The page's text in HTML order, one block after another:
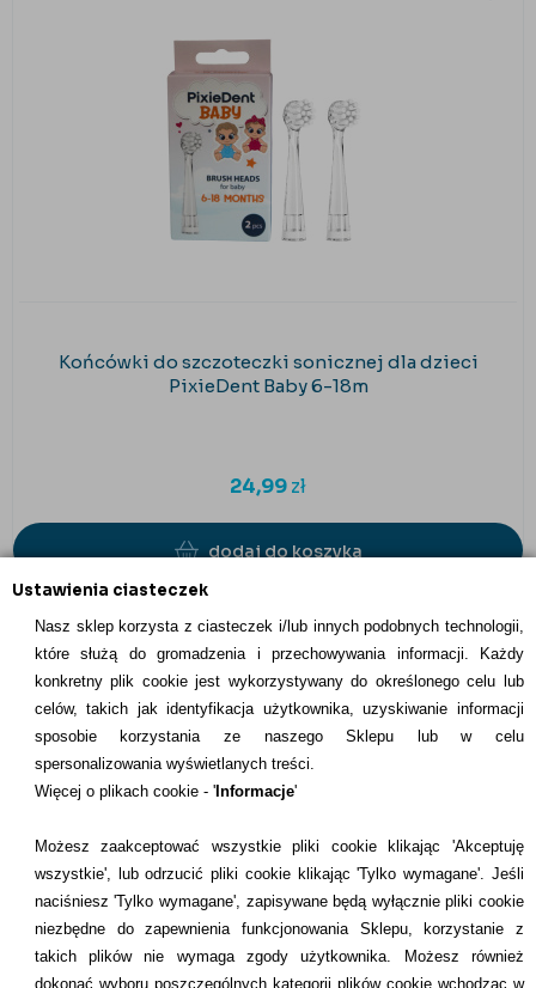
Ustawienia ciasteczek
Nasz sklep korzysta z ciasteczek i/lub innych podobnych technologii,
które służą do gromadzenia i przechowywania informacji. Każdy
konkretny plik cookie jest wykorzystywany do określonego celu lub
celów, takich jak identyfikacja użytkownika, uzyskiwanie informacji
sposobie korzystania ze naszego Sklepu lub w celu
spersonalizowania wyświetlanych treści.
Więcej o plikach cookie - 'Informacje'
Możesz zaakceptować wszystkie pliki cookie klikając 'Akceptuję
wszystkie', lub odrzucić pliki cookie klikając 'Tylko wymagane'. Jeśli
naciśniesz 'Tylko wymagane', zapisywane będą wyłącznie pliki cookie
niezbędne do zapewnienia funkcjonowania Sklepu, korzystanie z
takich plików nie wymaga zgody użytkownika. Możesz również
dokonać wyboru poszczególnych kategorii plików cookie wchodząc w
Końcówki do szczoteczki sonicznej dla dzieci
PixieDent Baby 6-18m
24,99zł
dodaj do koszyka
INFORMACJE KONTAKTOWE
Informacje
Dostawcy
Kontakt
+48 22 113 4446